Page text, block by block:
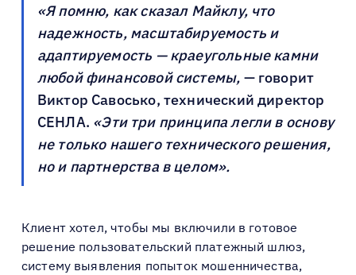
«Я помню, как сказал Майклу, что
надежность, масштабируемость и
адаптируемость — краеугольные камни
любой финансовой системы, — говорит
Виктор Савосько, технический директор
СЕНЛА. «Эти три принципа легли в основу
не только нашего технического решения,
но и партнерства в целом».
Клиент хотел, чтобы мы включили в готовое
решение пользовательский платежный шлюз,
систему выявления попыток мошенничества,